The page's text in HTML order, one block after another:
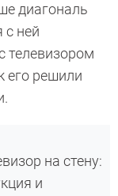
диагональ
с ней
телевизором
его решили
на стену:
и